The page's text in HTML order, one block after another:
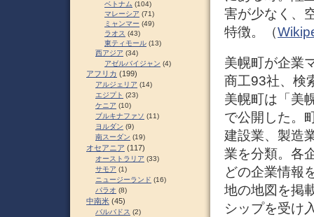
害が少なく、
特徴。（
美幌町が企業
商工93社、検
美幌町は「美
で公開した。
建設業、製造
業を分類。各
どの企業情報
地の地図を掲
シップを受け
ベトナム (104)
マレーシア (71)
ミャンマー (49)
ラオス (43)
東ティモール (13)
西アジア (34)
アゼルバイジャン (4)
アフリカ (199)
アルジェリア (14)
エジプト (23)
ケニア (10)
ブルキナファソ (11)
ヨルダン (9)
南スーダン (19)
オセアニア (117)
オーストラリア (33)
サモア (1)
ニュージーランド (16)
パラオ (8)
中南米 (45)
バルバドス (2)